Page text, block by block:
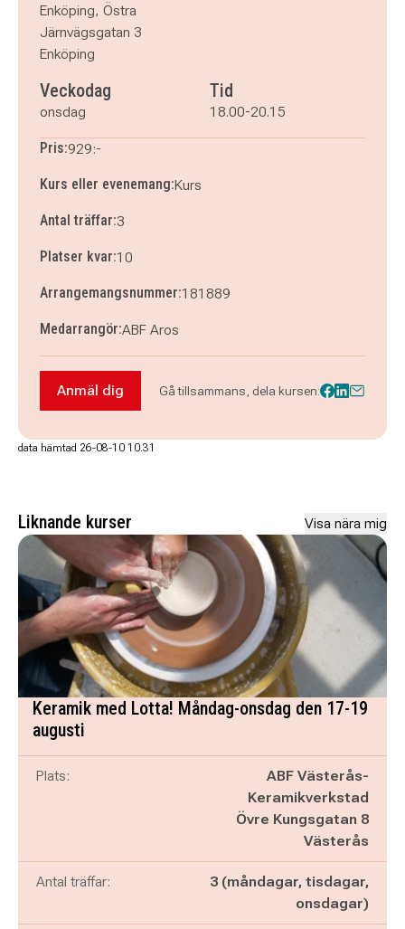
Enköping, Östra
Järnvägsgatan 3
Enköping
Veckodag
onsdag
Tid
18.00-20.15
Pris:929:-
Kurs eller evenemang:Kurs
Antal träffar:3
Platser kvar:10
Arrangemangsnummer:181889
Medarrangör:ABF Aros
Anmäl dig till NYHET! Redesign - Ge dina
Anmäl dig Gå tillsammans, dela kursen:
data hämtad 26-08-10 10.31
Liknande kurser Visa nära mig
Keramik med Lotta! Måndag-onsdag den 17-19
augusti
Plats:
ABF Västerås-
Keramikverkstad
Övre Kungsgatan 8
Västerås
Antal träffar:
3 (måndagar, tisdagar,
onsdagar)